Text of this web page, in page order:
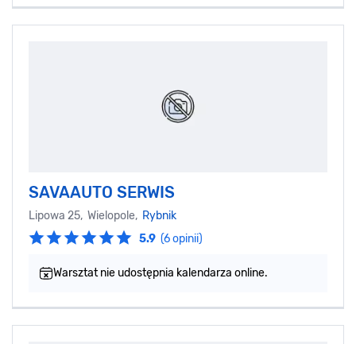
SAVAAUTO SERWIS
Lipowa 25, Wielopole, Rybnik
5.9 (6 opinii)
Warsztat nie udostępnia kalendarza online.